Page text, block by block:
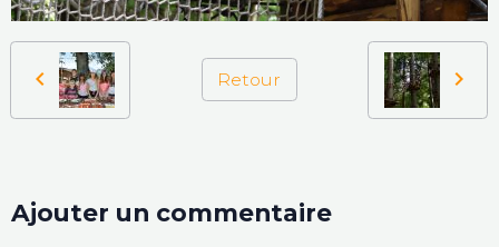
Retour
Ajouter un commentaire